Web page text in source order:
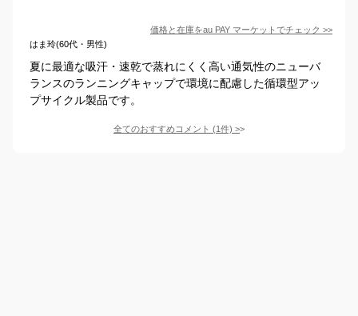
価格と在庫をau PAY マーケット でチェック >>
はま玲(60代・男性)
夏に最適な吸汗・速乾で蒸れにくく高い通気性のニューバ
ランスのランニングキャップで環境に配慮した循環型アッ
プサイクル製品です。
全てのおすすめコメント (1件) >